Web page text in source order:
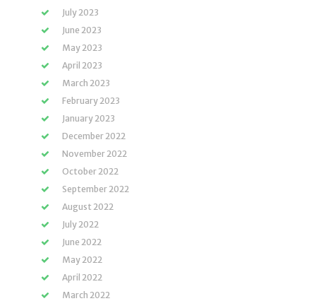
July 2023
June 2023
May 2023
April 2023
March 2023
February 2023
January 2023
December 2022
November 2022
October 2022
September 2022
August 2022
July 2022
June 2022
May 2022
April 2022
March 2022